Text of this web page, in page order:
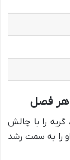
هر فصل
، گربه را با چالش
را به سمت رشد